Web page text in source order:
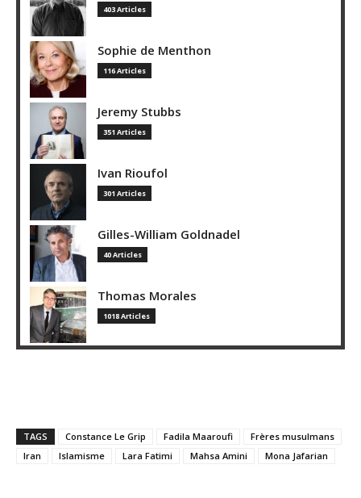
403 Articles
Sophie de Menthon
116 Articles
Jeremy Stubbs
351 Articles
Ivan Rioufol
301 Articles
Gilles-William Goldnadel
40 Articles
Thomas Morales
1018 Articles
TAGS Constance Le Grip Fadila Maaroufi
Frères musulmans
Iran
Islamisme Lara Fatimi Mahsa Amini Mona Jafarian